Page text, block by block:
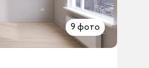
9 фото